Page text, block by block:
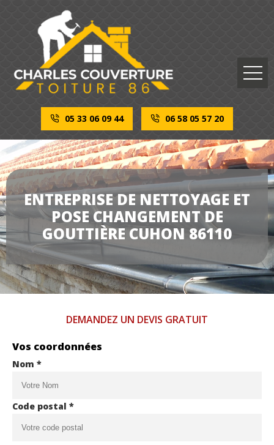
05 33 06 09 44 06 58 05 57 20
ENTREPRISE DE NETTOYAGE ET
POSE CHANGEMENT DE
GOUTTIÈRE CUHON 86110
DEMANDEZ UN DEVIS GRATUIT
Vos coordonnées
Nom *
Code postal *